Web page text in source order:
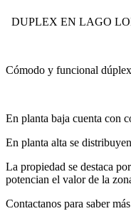
DUPLEX EN LAGO
Cómodo y funcional
En planta baja cuenta con
En planta alta se
La propiedad se destaca
potencian el valor de la
Contactanos para saber